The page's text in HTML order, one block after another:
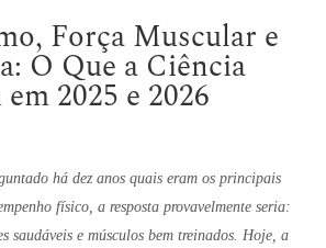
Força Muscular e
O Que a Ciência
2025 e 2026
há dez anos quais eram os principais
físico, a resposta provavelmente seria:
saudáveis e músculos bem treinados. Hoje, a